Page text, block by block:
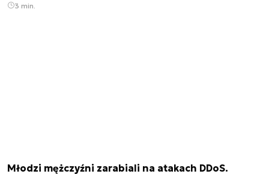
3 min.
Młodzi mężczyźni zarabiali na atakach DDoS.